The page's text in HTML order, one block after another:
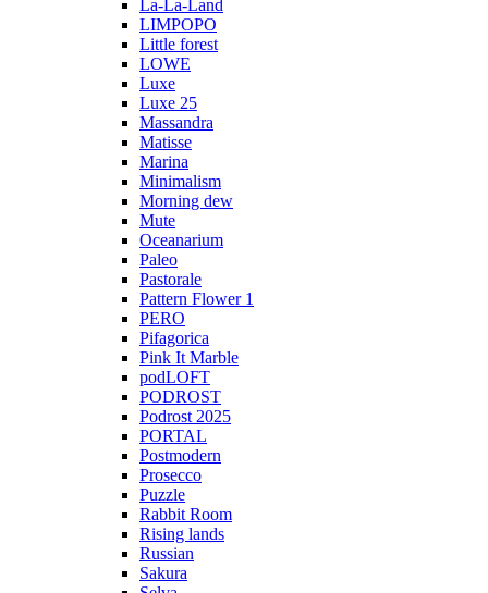
La-La-Land
LIMPOPO
Little forest
LOWE
Luxe
Luxe 25
Massandra
Matisse
Marina
Minimalism
Morning dew
Mute
Oceanarium
Paleo
Pastorale
Pattern Flower 1
PERO
Pifagorica
Pink It Marble
podLOFT
PODROST
Podrost 2025
PORTAL
Postmodern
Prosecco
Puzzle
Rabbit Room
Rising lands
Russian
Sakura